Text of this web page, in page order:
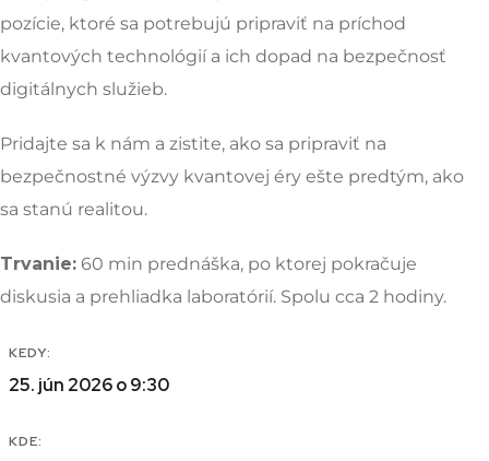
pozície, ktoré sa potrebujú pripraviť na príchod
kvantových technológií a ich dopad na bezpečnosť
digitálnych služieb.
Pridajte sa k nám a zistite, ako sa pripraviť na
bezpečnostné výzvy kvantovej éry ešte predtým, ako
sa stanú realitou.
Trvanie: 60 min prednáška, po ktorej pokračuje
diskusia a prehliadka laboratórií. Spolu cca 2 hodiny.
KEDY:
25. jún 2026 o 9:30
KDE: